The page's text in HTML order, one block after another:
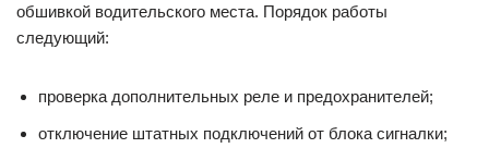
обшивкой водительского места. Порядок работы
следующий:
проверка дополнительных реле и предохранителей;
отключение штатных подключений от блока сигналки;